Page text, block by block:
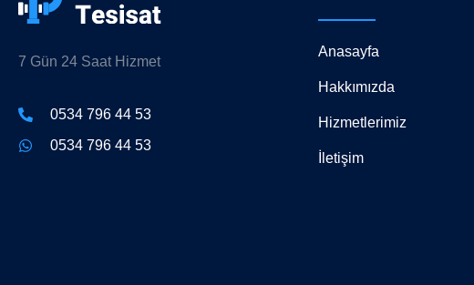
7 Gün 24 Saat Hizmet
0534 796 44 53
0534 796 44 53
Anasayfa
Hakkımızda
Hizmetlerimiz
İletişim